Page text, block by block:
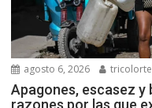
agosto 6, 2026
Apagones, escasez
razones por las que